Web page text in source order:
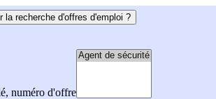
la recherche d'offres d'emploi ?
numéro d'offre